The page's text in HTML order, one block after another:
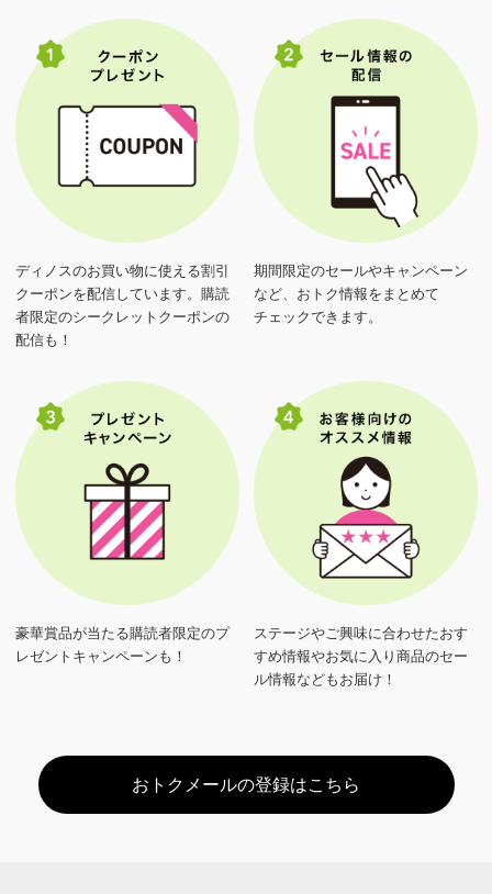
ディノスのお買い物に使える割引
クーポンを配信しています。購読
者限定のシークレットクーポンの
配信も！
期間限定のセールやキャンペーン
など、おトク情報をまとめて
チェックできます。
豪華賞品が当たる購読者限定のプ
レゼントキャンペーンも！
ステージやご興味に合わせたおす
すめ情報やお気に入り商品のセー
ル情報などもお届け！
おトクメールの登録はこちら